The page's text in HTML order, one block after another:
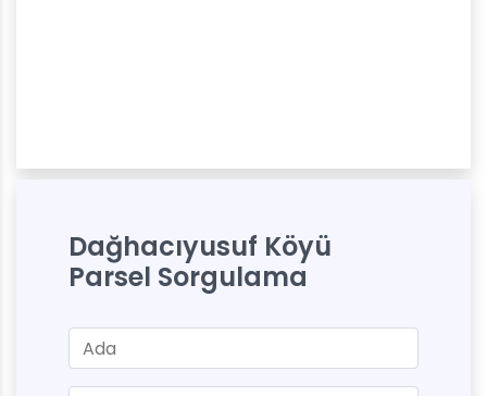
Dağhacıyusuf Köyü
Parsel Sorgulama